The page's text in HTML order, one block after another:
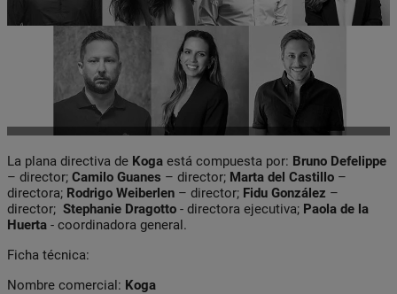
La plana directiva de Koga está compuesta por: Bruno Defelippe
– director; Camilo Guanes – director; Marta del Castillo –
directora; Rodrigo Weiberlen – director; Fidu González –
director; Stephanie Dragotto - directora ejecutiva; Paola de la
Huerta - coordinadora general.
Ficha técnica:
Nombre comercial: Koga